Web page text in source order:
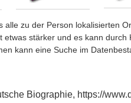
alle zu der Person lokalisierten
stärker und es kann
kann eine Suche im
Biographie, https://